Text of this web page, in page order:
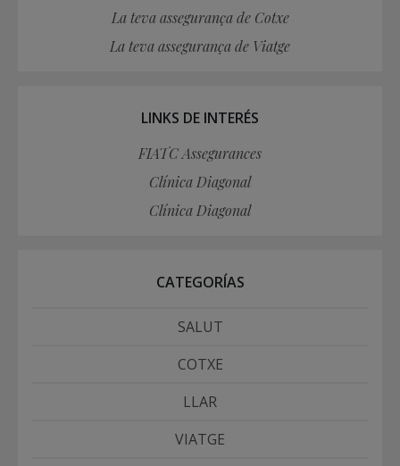
La teva assegurança de Cotxe
La teva assegurança de Viatge
LINKS DE INTERÉS
FIATC Assegurances
Clínica Diagonal
Clínica Diagonal
CATEGORÍAS
SALUT
COTXE
LLAR
VIATGE